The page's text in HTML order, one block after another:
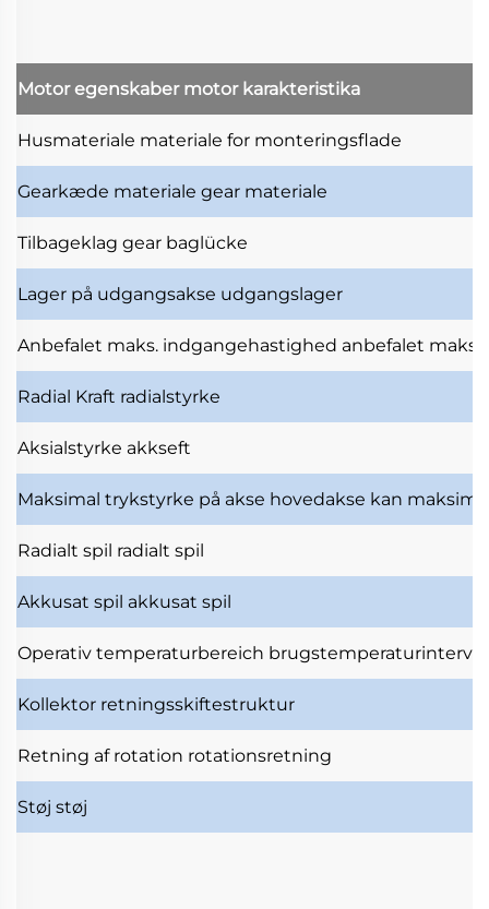
Motor egenskaber motor karakteristika
Husmateriale materiale for monteringsflade
Gearkæde materiale gear materiale
Tilbageklag gear baglücke
Lager på udgangsakse udgangslager
Anbefalet maks. indgangehastighed anbefalet
Radial Kraft radialstyrke
Aksialstyrke akkseft
Maksimal trykstyrke på akse hovedakse kan
Radialt spil radialt spil
Akkusat spil akkusat spil
Operativ temperaturbereich brugstemperaturinterval
Kollektor retningsskiftestruktur
Retning af rotation rotationsretning
Støj støj